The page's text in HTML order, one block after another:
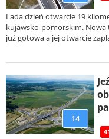
Lada dzień otwarcie 19
kujawsko-pomorskim. Nowa
już gotowa a jej otwarcie
14